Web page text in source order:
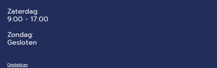
Zaterdag:
​9:00 - 17:00
Zondag:
Gesloten
Ontdekken